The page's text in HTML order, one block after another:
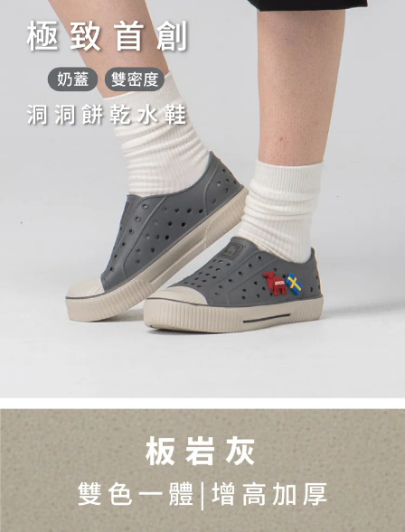
４．使用「AFTEE先享後付」時，將依據個別帳號之用戶狀況，依本公司即
時審查核予不同之上限額度；若仍有額度不足之情形，本公司將視審查結果
請求用戶進行身份認證。
５．嚴禁一人註冊多個帳號或使用他人資訊註冊。若發現惡意使用之情形，
恩沛科技股份有限公司將有權停止該用戶之使用額度並採取法律行動。